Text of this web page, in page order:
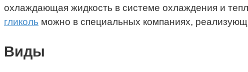
охлаждающая жидкость в системе охлаждения и
гликоль можно в специальных компаниях,
Виды